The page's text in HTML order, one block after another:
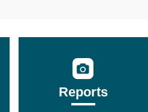
Reports